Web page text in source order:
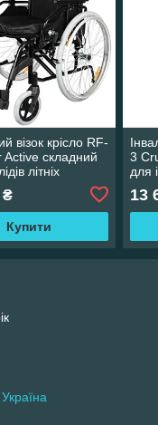
візок крісло RF-
Active складний
літніх
Купити
3
для
13